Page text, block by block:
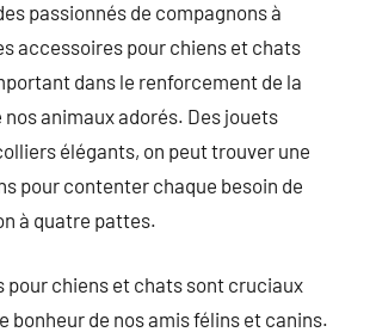
passionnés de compagnons à
accessoires pour chiens et chats
dans le renforcement de la
nos animaux adorés. Des jouets
élégants, on peut trouver une
pour contenter chaque besoin de
à quatre pattes.
pour chiens et chats sont cruciaux
bonheur de nos amis félins et canins.